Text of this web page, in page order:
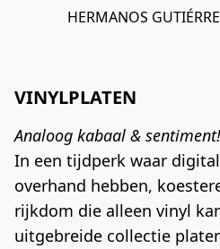
HERMANOS
VINYLPLATEN
Analoog kabaal & sentiment!
In een tijdperk waar
overhand hebben,
rijkdom die alleen vinyl
uitgebreide collectie